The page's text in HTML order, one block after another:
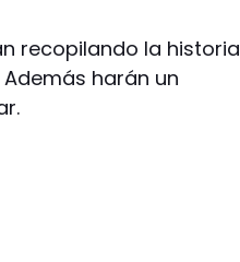
recopilando la historia
harán un